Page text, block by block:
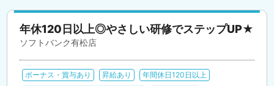
年休120日以上◎やさしい研修でステップUP★
ソフトバンク有松店
ボーナス・賞与あり 昇給あり
年間休日120日以上